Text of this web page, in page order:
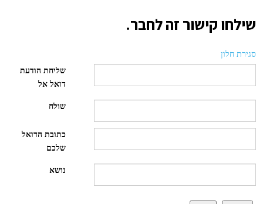
שילחו קישור זה לחבר.
סגירת חלון
שליחת הודעת
דואל אל
שולח
כתובת הדואל
שלכם
נושא